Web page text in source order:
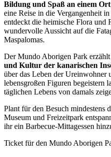
Bildung und Spaß an einem Ort
eine Reise in die Vergangenheit
entdeckt die heimische Flora und
wundervolle Aussicht auf die
Maspalomas.
Der Mundo Aborigen Park
und Kultur der kanarischen
über das Leben der Ureinwohner
lebensgroßen Figuren begeistern
täglichen Lebens von damals
Plant für den Besuch mindestens
Museum und Freizeitpark
ihr ein Barbecue-Mittagessen
Ticket für den Mundo Aborigen